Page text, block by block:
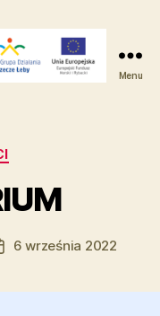
Menu
6 września 2022